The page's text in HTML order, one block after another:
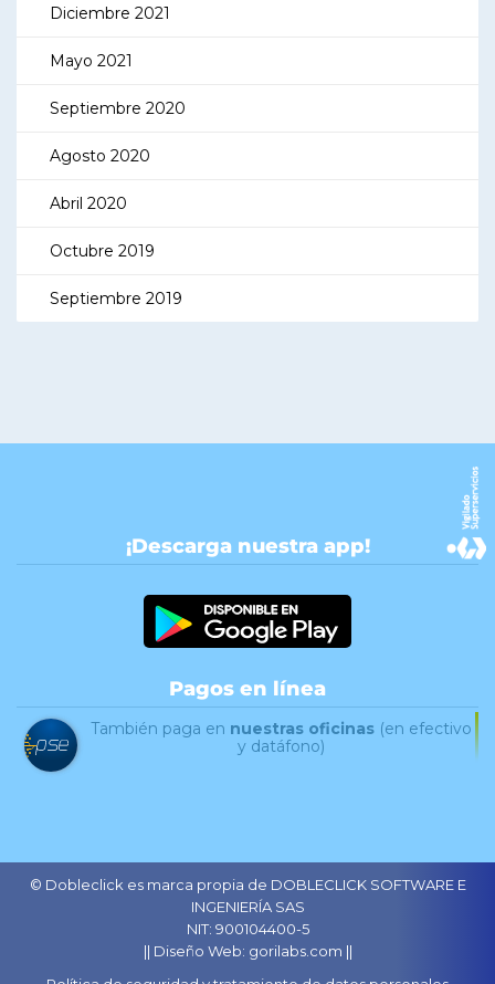
Diciembre 2021
Mayo 2021
Septiembre 2020
Agosto 2020
Abril 2020
Octubre 2019
Septiembre 2019
¡Descarga nuestra app!
Pagos en línea
También paga en nuestras oficinas(en efectivo
y datáfono)
© Dobleclick es marca propia de DOBLECLICK SOFTWARE E
INGENIERÍA SAS
NIT: 900104400-5
|| Diseño Web: gorilabs.com ||